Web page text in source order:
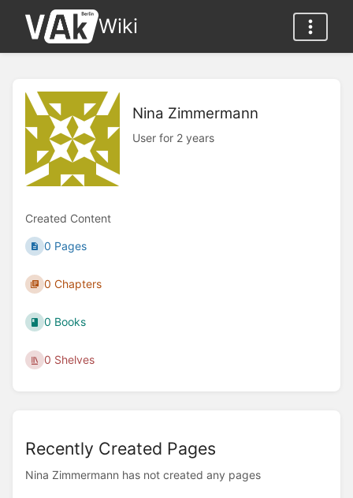
Wiki
Nina Zimmermann
User for 2 years
Created Content
0 Pages
0 Chapters
0 Books
0 Shelves
Recently Created Pages
Nina Zimmermann has not created any pages